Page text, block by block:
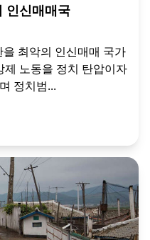
인신매매국
최악의 인신매매 국가
제 노동을 정치 탄압이자
정치범...